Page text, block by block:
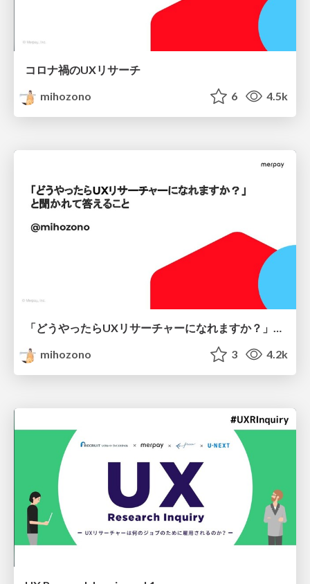
コロナ禍のUXリサーチ
mihozono
6 4.5k
「どうやったらUXリサーチャーになれますか？」と聞かれて答えること
mihozono
3 4.2k